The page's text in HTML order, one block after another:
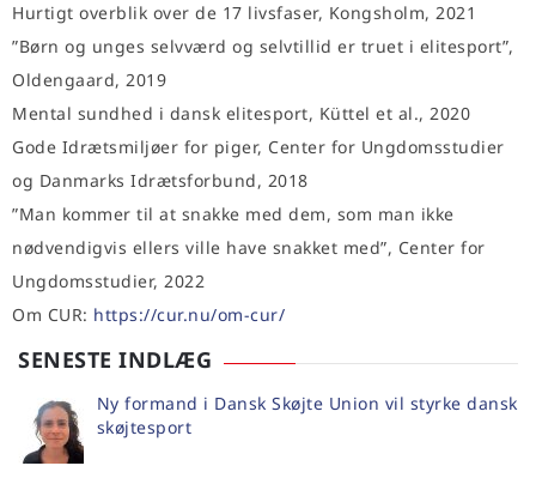
Hurtigt overblik over de 17 livsfaser, Kongsholm, 2021
”Børn og unges selvværd og selvtillid er truet i elitesport”,
Oldengaard, 2019
Mental sundhed i dansk elitesport, Küttel et al., 2020
Gode Idrætsmiljøer for piger, Center for Ungdomsstudier
og Danmarks Idrætsforbund, 2018
”Man kommer til at snakke med dem, som man ikke
nødvendigvis ellers ville have snakket med”, Center for
Ungdomsstudier, 2022
Om CUR: https://cur.nu/om-cur/
SENESTE INDLÆG
Ny formand i Dansk Skøjte Union vil styrke dansk
skøjtesport